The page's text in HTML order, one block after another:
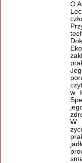
O
w
W